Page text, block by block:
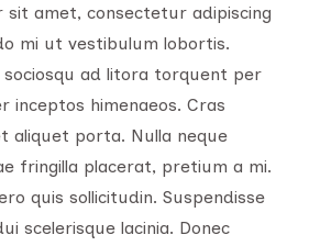
sit amet, consectetur adipiscing
mi ut vestibulum lobortis.
ad litora torquent per
inceptos himenaeos. Cras
aliquet porta. Nulla neque
fringilla placerat, pretium a mi.
quis sollicitudin. Suspendisse
scelerisque lacinia. Donec